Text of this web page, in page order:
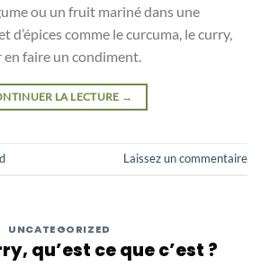
ou un fruit mariné dans une
d’épices comme le curcuma, le curry,
en faire un condiment.
LA LECTURE →
Laissez un commentaire
UNCATEGORIZED
qu’est ce que c’est ?